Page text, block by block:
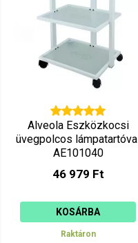
Alveola Eszközkocsi
üvegpolcos lámpatartóval
AE101040
46 979 Ft
KOSÁRBA
Raktáron